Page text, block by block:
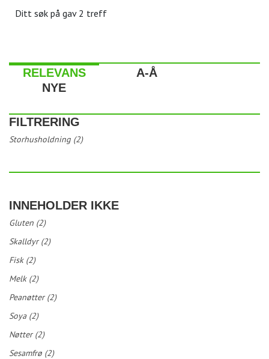
Ditt søk på gav 2 treff
RELEVANS
A-Å
NYE
FILTRERING
Storhusholdning (2)
INNEHOLDER IKKE
Gluten (2)
Skalldyr (2)
Fisk (2)
Melk (2)
Peanøtter (2)
Soya (2)
Nøtter (2)
Sesamfrø (2)